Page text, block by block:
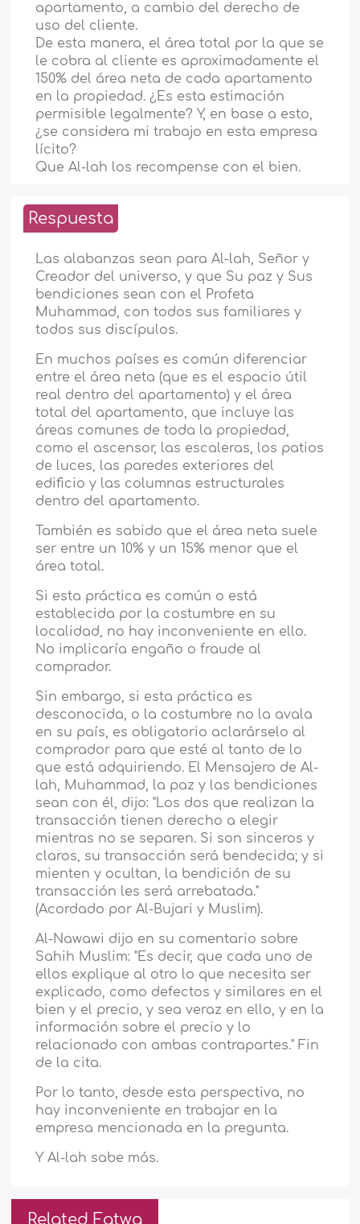
apartamento, a cambio del derecho de
uso del cliente.
De esta manera, el área total por la que se
le cobra al cliente es aproximadamente el
150% del área neta de cada apartamento
en la propiedad. ¿Es esta estimación
permisible legalmente? Y, en base a esto,
¿se considera mi trabajo en esta empresa
lícito?
Que Al-lah los recompense con el bien.
Respuesta
Las alabanzas sean para Al-lah, Señor y
Creador del universo, y que Su paz y Sus
bendiciones sean con el Profeta
Muhammad, con todos sus familiares y
todos sus discípulos.
En muchos países es común diferenciar
entre el área neta (que es el espacio útil
real dentro del apartamento) y el área
total del apartamento, que incluye las
áreas comunes de toda la propiedad,
como el ascensor, las escaleras, los patios
de luces, las paredes exteriores del
edificio y las columnas estructurales
dentro del apartamento.
También es sabido que el área neta suele
ser entre un 10% y un 15% menor que el
área total.
Si esta práctica es común o está
establecida por la costumbre en su
localidad, no hay inconveniente en ello.
No implicaría engaño o fraude al
comprador.
Sin embargo, si esta práctica es
desconocida, o la costumbre no la avala
en su país, es obligatorio aclarárselo al
comprador para que esté al tanto de lo
que está adquiriendo. El Mensajero de Al-
lah, Muhammad, la paz y las bendiciones
sean con él, dijo: "Los dos que realizan la
transacción tienen derecho a elegir
mientras no se separen. Si son sinceros y
claros, su transacción será bendecida; y si
mienten y ocultan, la bendición de su
transacción les será arrebatada."
(Acordado por Al-Bujari y Muslim).
Al-Nawawi dijo en su comentario sobre
Sahih Muslim: "Es decir, que cada uno de
ellos explique al otro lo que necesita ser
explicado, como defectos y similares en el
bien y el precio, y sea veraz en ello, y en la
información sobre el precio y lo
relacionado con ambas contrapartes." Fin
de la cita.
Por lo tanto, desde esta perspectiva, no
hay inconveniente en trabajar en la
empresa mencionada en la pregunta.
Y Al-lah sabe más.
Related Fatwa